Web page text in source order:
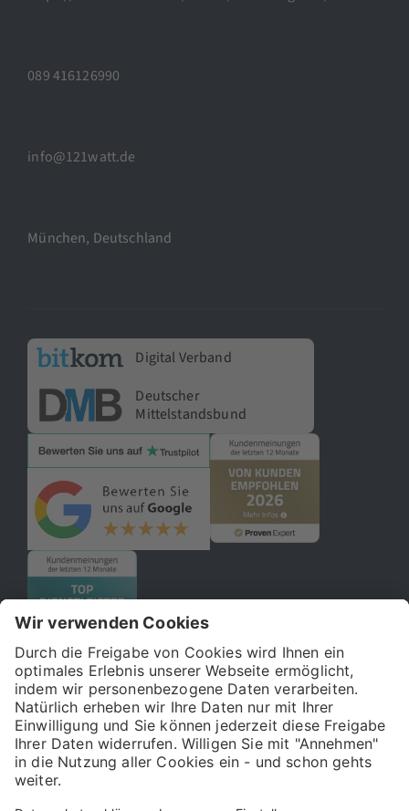
089 416126990
info@121watt.de
München, Deutschland
Digital Verband
Deutscher
Mittelstandsbund
© 2026 121WATT GmbH
Über uns